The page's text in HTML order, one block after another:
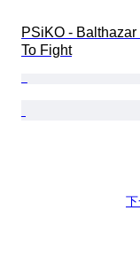
PSiKO -
To Fight